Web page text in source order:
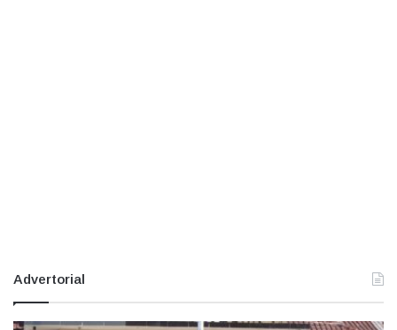
Advertorial